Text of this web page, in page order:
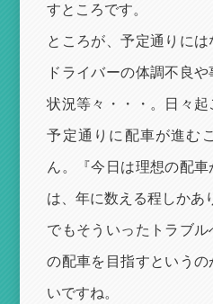
すところです。
ところが、予定通りには
ドライバーの体調不良
状況等々・・・。日々起
予定通りに配車が進む
ん。『今日は理想の配
は、年に数える程しかあ
でもそういったトラブ
の配車を目指すという
いですね。